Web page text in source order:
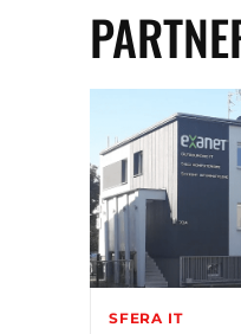
SFERA IT